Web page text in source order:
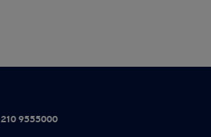
210 9555000